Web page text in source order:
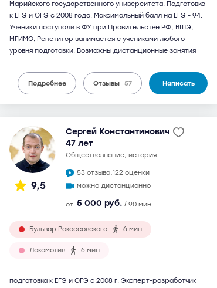
Марийского государственного университета. Подготовка
к ЕГЭ и ОГЭ с 2008 года. Максимальный балл на ЕГЭ - 94.
Ученики поступали в ФУ при Правительстве РФ, ВШЭ,
МГИМО. Репетитор занимается с учениками любого
уровня подготовки. Возможны дистанционные занятия
Подробнее Отзывы 57 Написать
9,5
Сергей Константинович
47 лет
обществознание, история
53 отзыва,122 оценки
можно дистанционно
от 5 000 руб. / 90 мин.
Бульвар Рокоссовского 6 мин
Локомотив 6 мин
подготовка к ЕГЭ и ОГЭ с 2008 г. Эксперт-разработчик